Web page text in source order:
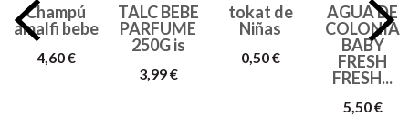
Champú
amalfi bebe
4,60 €
TALC BEBE
PARFUME
250G is
3,99 €
tokat de
Niñas
0,50 €
AGUA DE
COLONIA
BABY
FRESH
FRESH...
5,50 €